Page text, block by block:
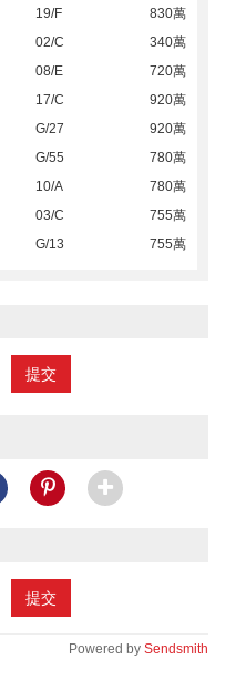
19/F
830萬
02/C
340萬
08/E
720萬
17/C
920萬
G/27
920萬
G/55
780萬
10/A
780萬
03/C
755萬
G/13 755萬
提交
提交
Powered by Sendsmith